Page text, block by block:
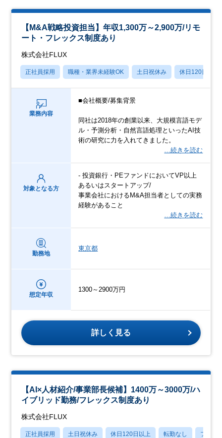
【M&A戦略投資担当】年収1,300万～2,900万/リモ
ート・フレックス制度あり
株式会社FLUX
正社員採用 職種・業界未経験OK 土日祝休み 休日120日以上
業務内容
■会社概要/募集背景
同社は2018年の創業以来、大規模言語モデ
ル・予測分析・自然言語処理といったAI技
術の研究に力を入れてきました。
…続きを読む
対象となる方
- 投資銀行・PEファンドにおいてVP以上
あるいはスタートアップ/
事業会社におけるM&A担当者としての実務
経験があること
…続きを読む
勤務地
東京都
想定年収
1300～2900万円
詳しく見る
【AI×人材紹介/事業部長候補】1400万～3000万/ハ
イブリッド勤務/フレックス制度あり
株式会社FLUX
正社員採用 土日祝休み 休日120日以上 転勤なし フレッ